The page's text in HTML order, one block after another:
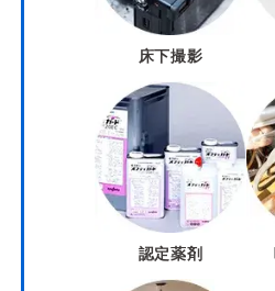
床下撮影
認定薬剤